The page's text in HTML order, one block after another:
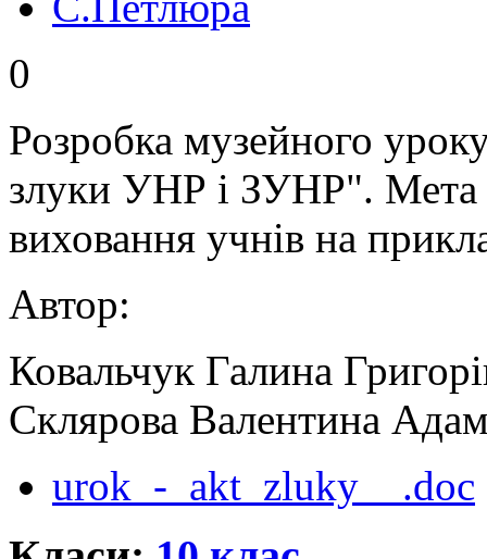
0
Розробка музейного
злуки УНР і ЗУНР". Мета -
виховання учнів на
Автор:
Ковальчук Галина
Склярова Валентина
urok_-_akt_zluky__.doc